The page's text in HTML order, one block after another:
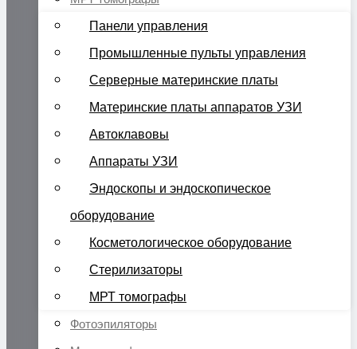
Панели управления
Промышленные пульты управления
Серверные материнские платы
Материнские платы аппаратов УЗИ
Автоклавовы
Аппараты УЗИ
Эндоскопы и эндоскопическое
оборудование
Косметологическое оборудование
Стерилизаторы
МРТ томографы
Фотоэпиляторы